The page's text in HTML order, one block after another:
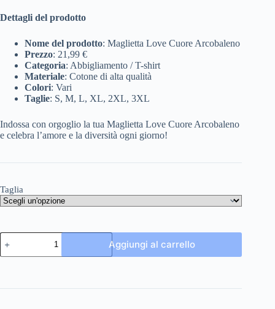
Dettagli del prodotto
Nome del prodotto: Maglietta Love Cuore Arcobaleno
Prezzo: 21,99 €
Categoria: Abbigliamento / T-shirt
Materiale: Cotone di alta qualità
Colori: Vari
Taglie: S, M, L, XL, 2XL, 3XL
Indossa con orgoglio la tua Maglietta Love Cuore Arcobaleno
e celebra l’amore e la diversità ogni giorno!
Taglia
Maglietta
Love
Cuore
Aggiungi al carrello